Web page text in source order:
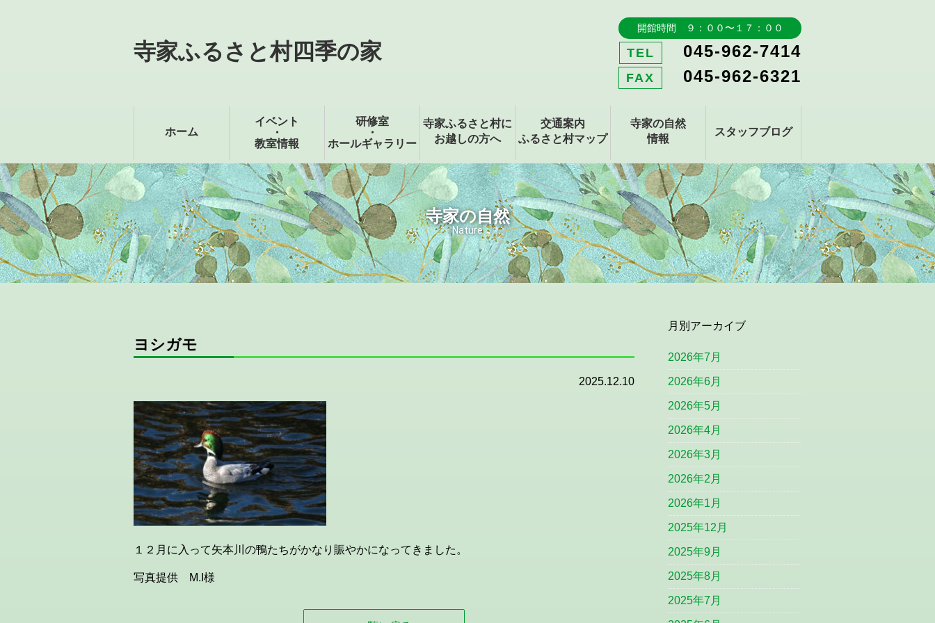
寺家ふるさと村四季の家
開館時間 ９：００〜１７：００
TEL 045-962-7414
FAX 045-962-6321
ホーム
イベント
・
教室情報
研修室
・
ホールギャラリー
寺家ふるさと村に
お越しの方へ
交通案内
ふるさと村マップ
寺家の自然
情報
スタッフブログ
寺家の自然
Nature
ヨシガモ
2025.12.10
１２月に入って矢本川の鴨たちがかなり賑やかになってきました。
写真提供 M.I様
月別アーカイブ
2026年7月
2026年6月
2026年5月
2026年4月
2026年3月
2026年2月
2026年1月
2025年12月
2025年9月
2025年8月
2025年7月